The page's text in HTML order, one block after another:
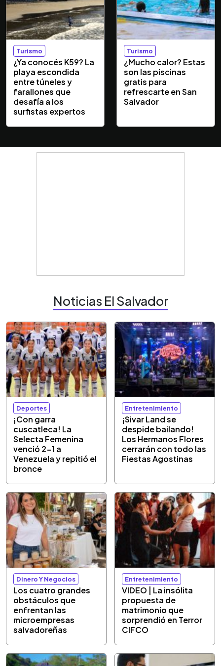
Turismo
¿Ya conocés K59? La
playa escondida
entre túneles y
farallones que
desafía a los
surfistas expertos
Turismo
¿Mucho calor? Estas
son las piscinas
gratis para
refrescarte en San
Salvador
Noticias El Salvador
Deportes
¡Con garra
cuscatleca! La
Selecta Femenina
venció 2-1 a
Venezuela y repitió el
bronce
Entretenimiento
¡Sivar Land se
despide bailando!
Los Hermanos Flores
cerrarán con todo las
Fiestas Agostinas
Dinero Y Negocios
Los cuatro grandes
obstáculos que
enfrentan las
microempresas
salvadoreñas
Entretenimiento
VIDEO | La insólita
propuesta de
matrimonio que
sorprendió en Terror
CIFCO